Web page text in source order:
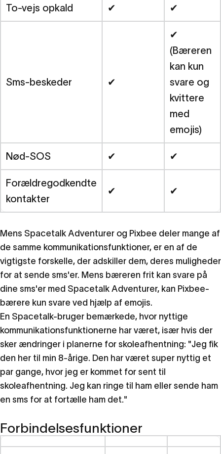
To-vejs opkald ✔ ✔
Sms-beskeder ✔
✔
(Bæreren
kan kun
svare og
kvittere
med
emojis)
Nød-SOS ✔ ✔
Forældregodkendte
kontakter
✔ ✔
Mens Spacetalk Adventurer og Pixbee deler mange af
de samme kommunikationsfunktioner, er en af de
vigtigste forskelle, der adskiller dem, deres muligheder
for at sende sms'er. Mens bæreren frit kan svare på
dine sms'er med Spacetalk Adventurer, kan Pixbee-
bærere kun svare ved hjælp af emojis.
En Spacetalk-bruger bemærkede, hvor nyttige
kommunikationsfunktionerne har været, især hvis der
sker ændringer i planerne for skoleafhentning: "Jeg fik
den her til min 8-årige. Den har været super nyttig et
par gange, hvor jeg er kommet for sent til
skoleafhentning. Jeg kan ringe til ham eller sende ham
en sms for at fortælle ham det."
Forbindelsesfunktioner